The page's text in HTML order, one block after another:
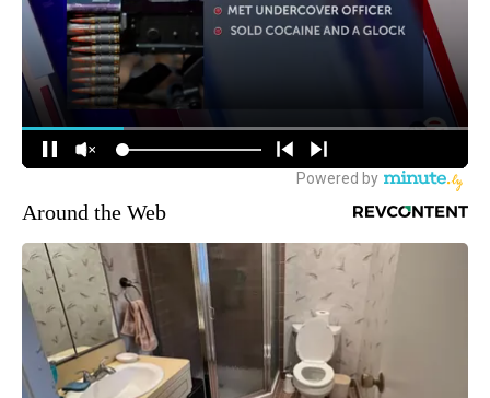
Around the Web